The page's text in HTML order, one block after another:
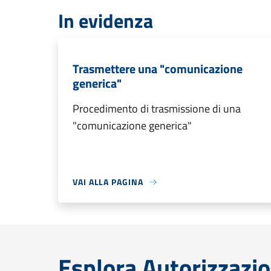
In evidenza
Trasmettere una "comunicazione
generica"
Procedimento di trasmissione di una
"comunicazione generica"
VAI ALLA PAGINA